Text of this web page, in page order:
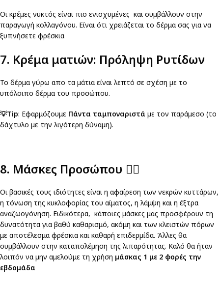
Οι κρέμες νυκτός είναι πιο ενισχυμένες και συμβάλλουν στην
παραγωγή κολλαγόνου. Είναι ότι χρειάζεται το δέρμα σας για να
ξυπνήσετε φρέσκια
7. Κρέμα ματιών: Πρόληψη Ρυτίδων
Το δέρμα γύρω απο τα μάτια είναι λεπτό σε σχέση με το
υπόλοιπο δέρμα του προσώπου.
💡Τip: Εφαρμόζουμε Πάντα ταμποναριστά με τον παράμεσο (το
δάχτυλο με την λιγότερη δύναμη).
8. Μάσκες Προσώπου 💆‍♂️
Οι βασικές τους ιδιότητες είναι η αφαίρεση των νεκρών κυττάρων,
η τόνωση της κυκλοφορίας του αίματος, η λάμψη και η έξτρα
αναζωογόνηση. Ειδικότερα, κάποιες μάσκες μας προσφέρουν τη
δυνατότητα για βαθύ καθαρισμό, ακόμη και των κλειστών πόρων
με αποτέλεσμα φρέσκια και καθαρή επιδερμίδα. Άλλες θα
συμβάλλουν στην καταπολέμηση της λιπαρότητας. Καλό θα ήταν
λοιπόν να μην αμελούμε τη χρήση μάσκας 1 με 2 φορές την
εβδομάδα